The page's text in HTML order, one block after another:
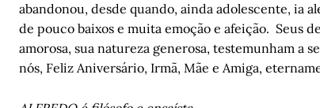
abandonou, desde quando, ainda adolescente, ia
de pouco baixos e muita emoção e afeição. Seus
amorosa, sua natureza generosa, testemunham a
nós, Feliz Aniversário, Irmã, Mãe e Amiga,